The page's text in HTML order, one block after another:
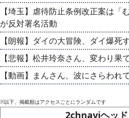
【埼玉】虐待防止条例改正案は
が反対署名活動
【朗報】ダイの大冒険、ダイ爆死
【悲報】松井玲奈さん、変わり果
【動画】まんさん、波にさらわれ
※以下、掲載順はアクセスごとにランダムです
2chnaviヘッ